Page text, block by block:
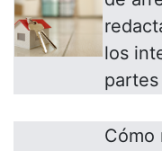
los
partes
Cómo